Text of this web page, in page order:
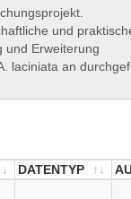
DATENTYP